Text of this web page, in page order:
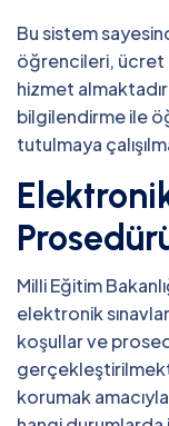
Bu sistem
öğrencileri, ücret
hizmet
bilgilendirme ile
tutulmaya
Milli Eğitim
elektronik
koşullar ve
korumak